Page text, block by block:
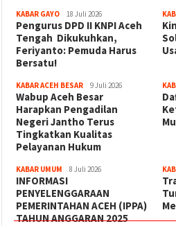
KABAR GAYO 18 Juli 2026
‎Pengurus DPD II KNPI Aceh
Tengah Dikukuhkan,
Feriyanto: Pemuda Harus
Bersatu!
KABAR ACEH BESAR 9 Juli 2026
Wabup Aceh Besar
Harapkan Pengadilan
Negeri Jantho Terus
Tingkatkan Kualitas
Pelayanan Hukum
KABAR UMUM 8 Juli 2026
INFORMASI
PENYELENGGARAAN
PEMERINTAHAN ACEH (IPPA)
TAHUN ANGGARAN 2025